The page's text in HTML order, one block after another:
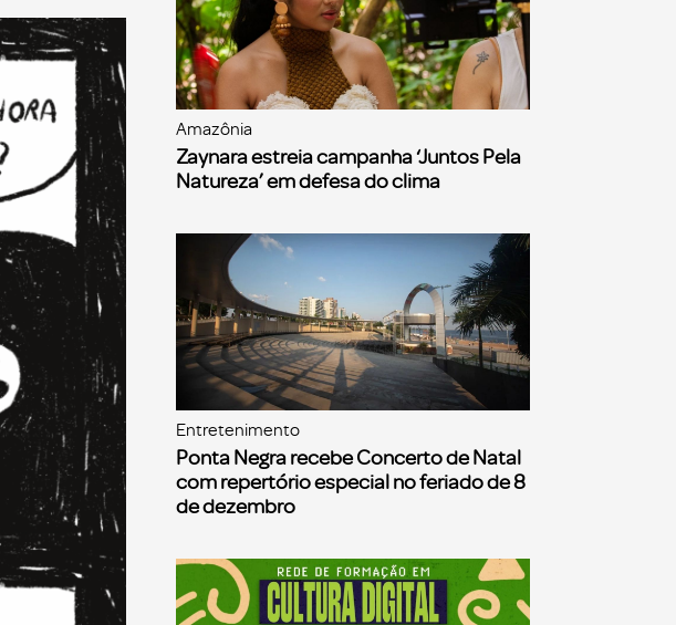
Amazônia
Zaynara estreia campanha ‘Juntos Pela
Natureza’ em defesa do clima
Entretenimento
Ponta Negra recebe Concerto de Natal
com repertório especial no feriado de 8
de dezembro